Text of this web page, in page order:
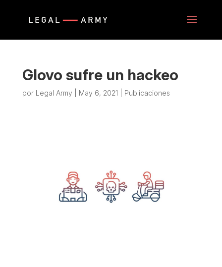
Glovo sufre un hackeo
por Legal Army May 6, 2021 Publicaciones